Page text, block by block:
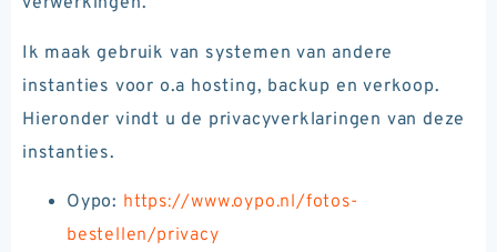
Ik maak gebruik van systemen van andere
instanties voor o.a hosting, backup en verkoop.
Hieronder vindt u de privacyverklaringen van deze
instanties.
Oypo: https://www.oypo.nl/fotos-
bestellen/privacy